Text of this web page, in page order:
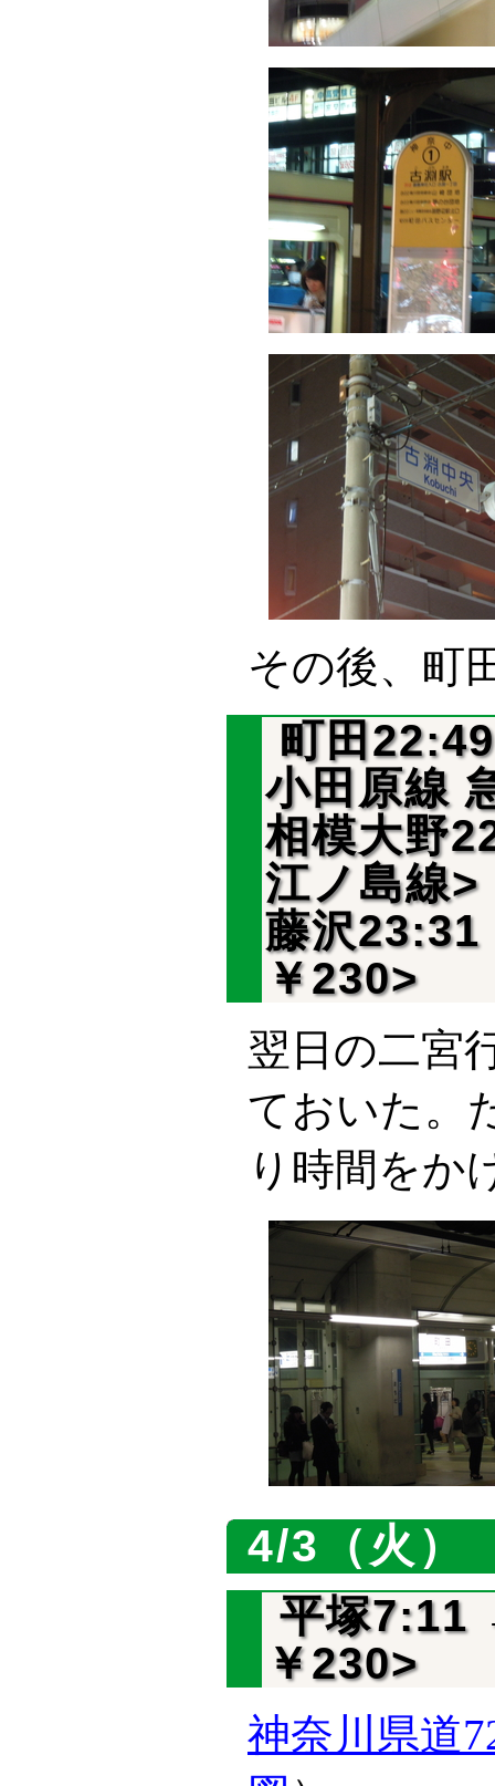
その後、町
町田
小田原線
相模大野
江ノ島線>
藤沢
￥230>
翌日の二宮
ておいた。
り時間をか
4/3（火）
平塚7:11
￥230>
神奈川県道